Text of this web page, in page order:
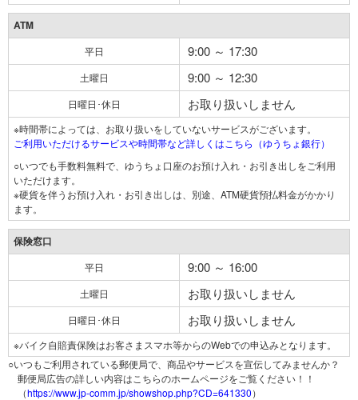
ATM
平日 9:00 ～ 17:30
土曜日 9:00 ～ 12:30
日曜日･休日 お取り扱いしません
※時間帯によっては、お取り扱いをしていないサービスがございます。
ご利用いただけるサービスや時間帯など詳しくはこちら（ゆうちょ銀行）
○いつでも手数料無料で、ゆうちょ口座のお預け入れ・お引き出しをご利用
いただけます。
※硬貨を伴うお預け入れ・お引き出しは、別途、ATM硬貨預払料金がかかり
ます。
保険窓口
平日 9:00 ～ 16:00
土曜日 お取り扱いしません
日曜日･休日 お取り扱いしません
※バイク自賠責保険はお客さまスマホ等からのWebでの申込みとなります。
○いつもご利用されている郵便局で、商品やサービスを宣伝してみませんか？
郵便局広告の詳しい内容はこちらのホームページをご覧ください！！
（https://www.jp-comm.jp/showshop.php?CD=641330）